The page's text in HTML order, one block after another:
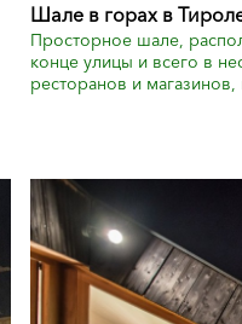
Шале в горах в
Просторное шале,
конце улицы и всего в
ресторанов и магазинов,